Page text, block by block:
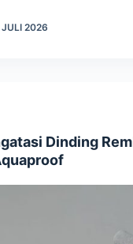
JULI 2026
Dinding